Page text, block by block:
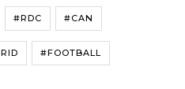
#RDC #CAN
#FOOTBALL